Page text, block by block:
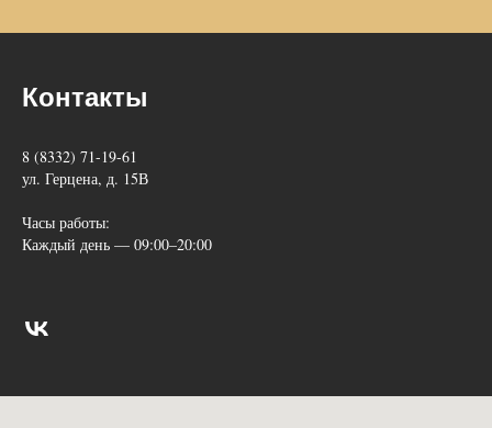
Контакты
8 (8332) 71-19-61
ул. Герцена, д. 15В
Часы работы:
Каждый день — 09:00–20:00